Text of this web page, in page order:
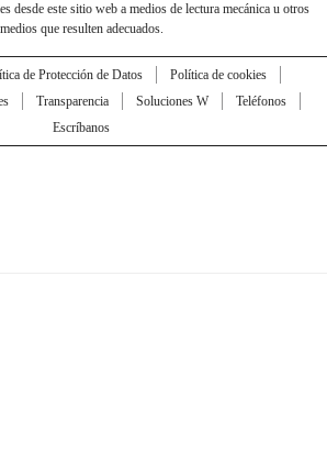
desde este sitio web a medios de lectura mecánica u otros
medios que resulten adecuados.
de Protección de Datos
Política de cookies
Transparencia Soluciones W
Teléfonos
Escríbanos